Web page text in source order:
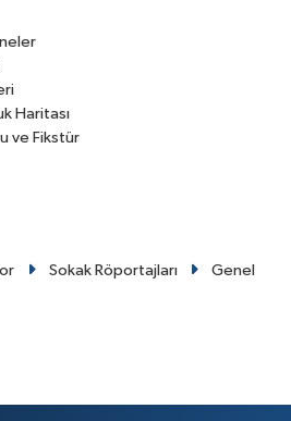
Haritası
ve Fikstür
Sokak Röportajları
Genel